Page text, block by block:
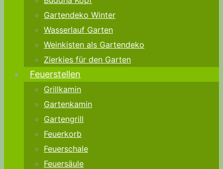
Gartendeko Winter
Wasserlauf Garten
Weinkisten als Gartendeko
Zierkies für den Garten
Feuerstellen
Grillkamin
Gartenkamin
Gartengrill
Feuerkorb
Feuerschale
Feuersäule